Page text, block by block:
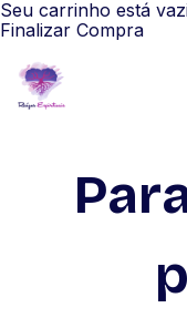
Seu carrinho está
Finalizar Compra